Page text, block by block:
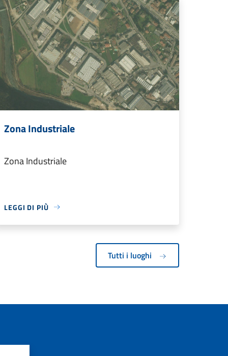
Zona Industriale
Zona Industriale
LEGGI DI PIÙ
Tutti i luoghi